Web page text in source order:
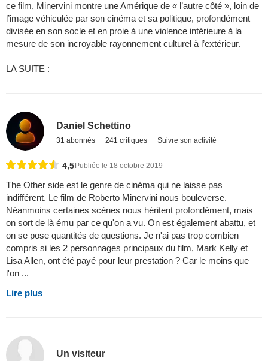
ce film, Minervini montre une Amérique de « l’autre côté », loin de
l’image véhiculée par son cinéma et sa politique, profondément
divisée en son socle et en proie à une violence intérieure à la
mesure de son incroyable rayonnement culturel à l’extérieur.
LA SUITE :
Daniel Schettino
31 abonnés 241 critiques Suivre son activité
4,5Publiée le 18 octobre 2019
The Other side est le genre de cinéma qui ne laisse pas
indifférent. Le film de Roberto Minervini nous bouleverse.
Néanmoins certaines scènes nous héritent profondément, mais
on sort de là ému par ce qu'on a vu. On est également abattu, et
on se pose quantités de questions. Je n'ai pas trop combien
compris si les 2 personnages principaux du film, Mark Kelly et
Lisa Allen, ont été payé pour leur prestation ? Car le moins que
l'on ...
Lire plus
Un visiteur